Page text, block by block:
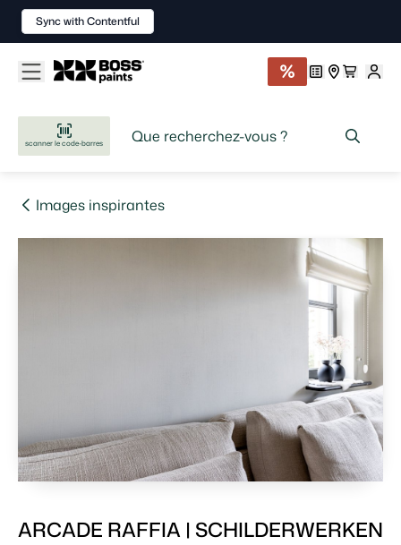
scanner le code-barres
Images inspirantes
ARCADE RAFFIA | SCHILDERWERKEN
Sync with Contentful